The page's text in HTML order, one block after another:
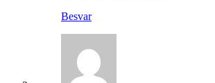
Besvar